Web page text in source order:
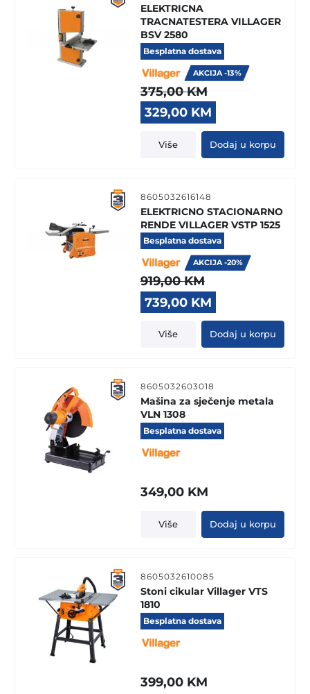
ELEKTRICNA
TRACNATESTERA VILLAGER
BSV 2580
Besplatna dostava
AKCIJA -13%
375,00KM
Original
price
was:
375,00 KM.
329,00 KM
price
is:
329,00 KM.
Više Dodaj u korpu
8605032616148
ELEKTRICNO STACIONARNO
RENDE VILLAGER VSTP 1525
Besplatna dostava
AKCIJA -20%
919,00KM
Original
price
was:
919,00 KM.
739,00 KM
price
is:
739,00 KM.
Više Dodaj u korpu
8605032603018
Mašina za sječenje metala
VLN 1308
Besplatna dostava
349,00 KM
Više Dodaj u korpu
8605032610085
Stoni cikular Villager VTS
1810
Besplatna dostava
399,00 KM